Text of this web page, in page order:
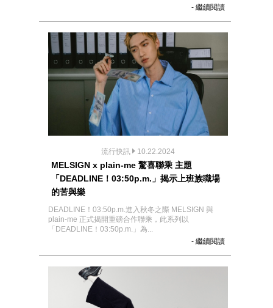
- 繼續閱讀
流行快訊 10.22.2024
MELSIGN x plain-me 驚喜聯乘 主題
「DEADLINE！03:50p.m.」揭示上班族職場
的苦與樂
DEADLINE！03:50p.m.進入秋冬之際 MELSIGN 與
plain-me 正式揭開重磅合作聯乘，此系列以
「DEADLINE！03:50p.m.」為...
- 繼續閱讀